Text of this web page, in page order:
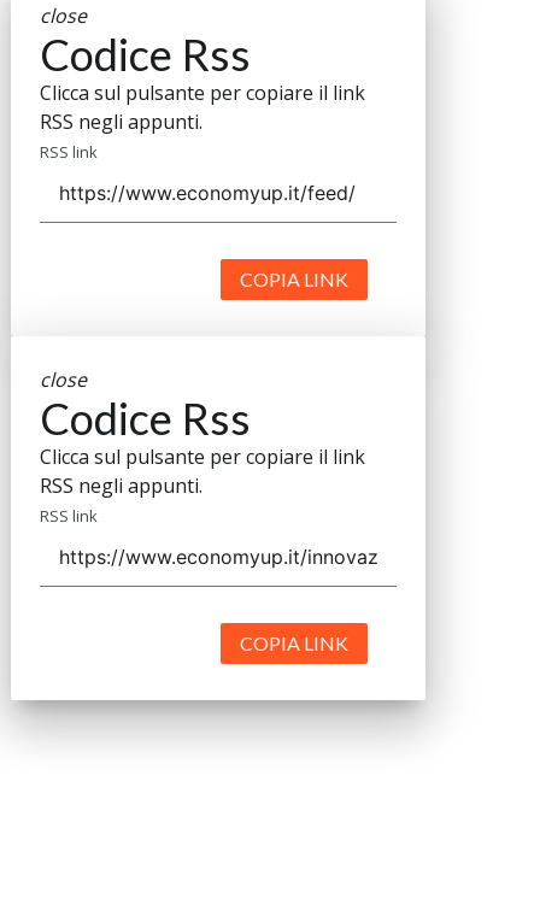
close
Codice Rss
Clicca sul pulsante per copiare il link
RSS negli appunti.
RSS link
COPIA LINK
close
Codice Rss
Clicca sul pulsante per copiare il link
RSS negli appunti.
RSS link
COPIA LINK